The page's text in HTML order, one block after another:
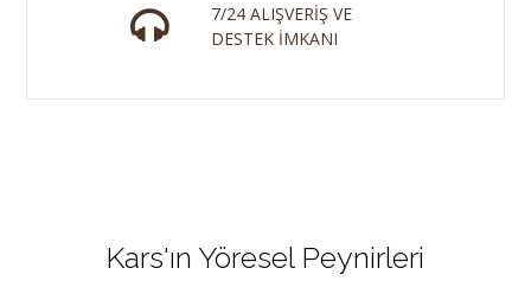
7/24 ALIŞVERİŞ VE
DESTEK İMKANI
Kars'ın Yöresel Peynirleri